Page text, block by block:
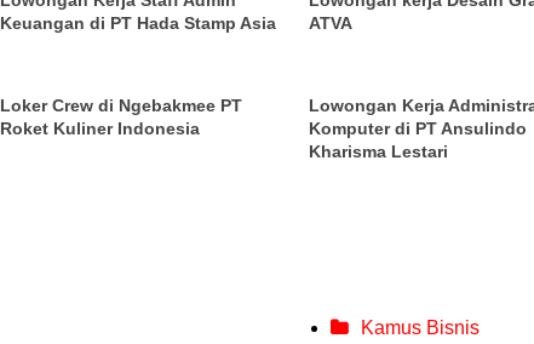
Keuangan di PT Hada Stamp Asia
ATVA
Loker Crew di Ngebakmee PT
Roket Kuliner Indonesia
Lowongan Kerja
Komputer di PT Ansulindo
Kharisma Lestari
Kamus Bisnis